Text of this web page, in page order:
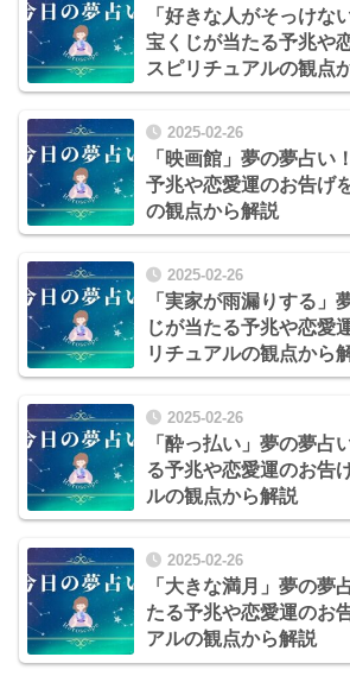
「好きな人がそっけな
宝くじが当たる予兆や
スピリチュアルの観点
2025-02-26
「映画館」夢の夢占い
予兆や恋愛運のお告げ
の観点から解説
2025-02-26
「実家が雨漏りする」
じが当たる予兆や恋愛
リチュアルの観点から
2025-02-26
「酔っ払い」夢の夢占
る予兆や恋愛運のお告
ルの観点から解説
2025-02-26
「大きな満月」夢の夢
たる予兆や恋愛運のお
アルの観点から解説